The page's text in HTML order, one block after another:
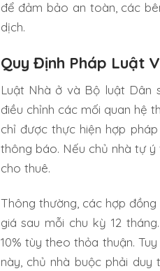
để đảm bảo an toàn, các
dịch.
Quy Định Pháp Luật
Luật Nhà ở và Bộ luật Dân
điều chỉnh các mối quan hệ
chỉ được thực hiện hợp
thông báo. Nếu chủ nhà tự
cho thuê.
Thông thường, các hợp
giá sau mỗi chu kỳ 12
10% tùy theo thỏa thuận.
này, chủ nhà buộc phải